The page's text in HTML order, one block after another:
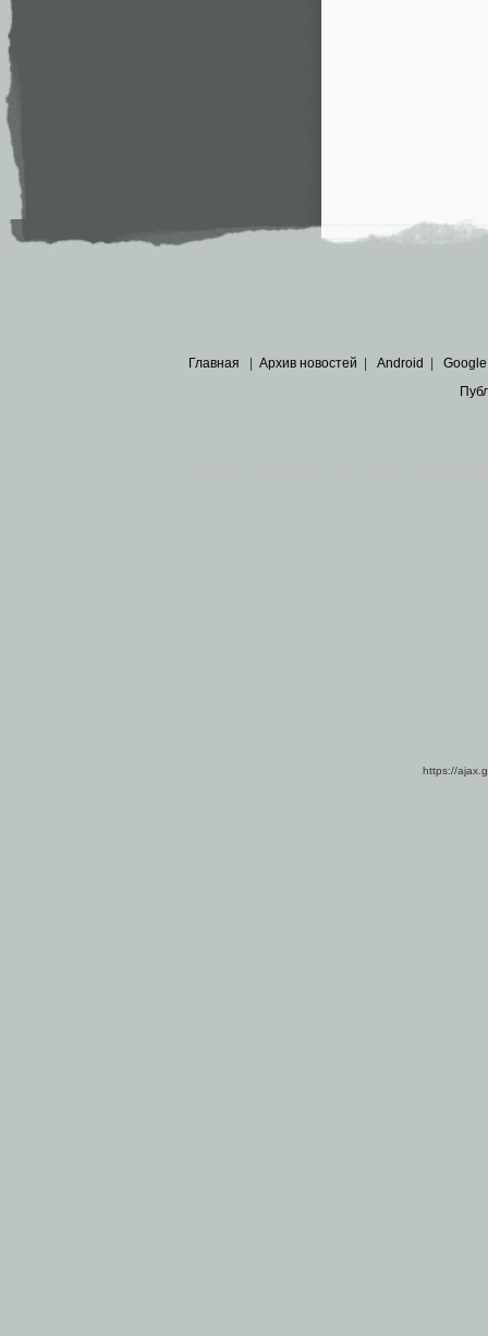
Главная Архив новостей Android Google
https://